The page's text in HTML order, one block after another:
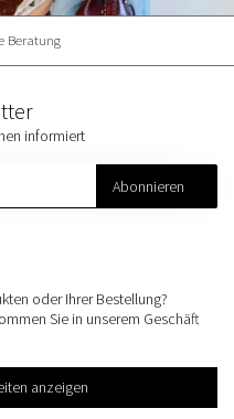
Beratung
oder Ihrer Bestellung?
Sie in unserem Geschäft
anzeigen
informiert
Abonnieren